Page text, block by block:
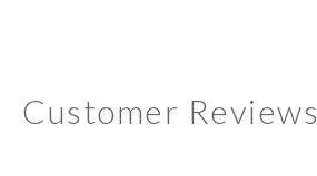
Customer Reviews